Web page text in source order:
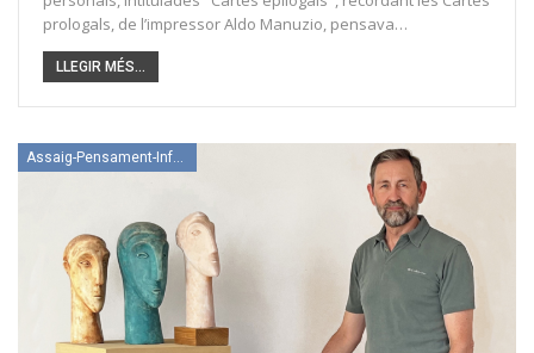
prologals, de l’impressor Aldo Manuzio, pensava…
LLEGIR MÉS...
Assaig-Pensament-Informació